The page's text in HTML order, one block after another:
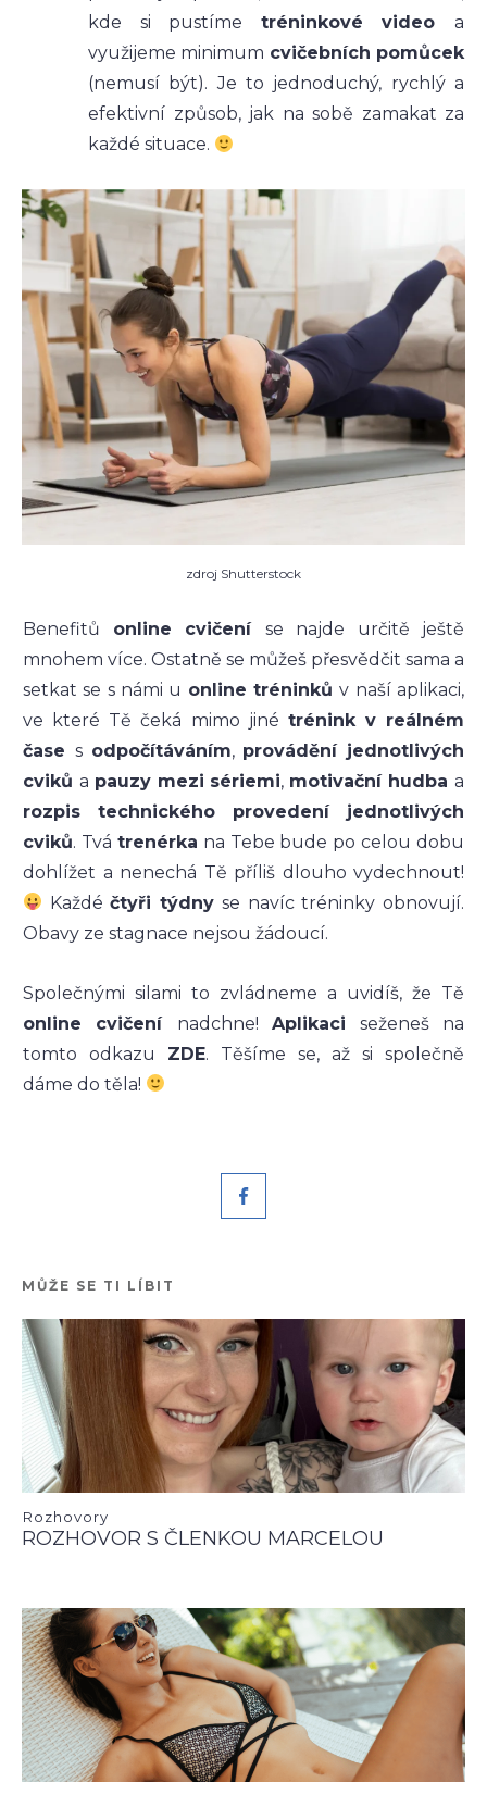
kde si pustíme tréninkové videoa
využijeme minimum cvičebních pomůcek
(nemusí být). Je to jednoduchý, rychlý a
efektivní způsob, jak na sobě zamakat za
každé situace.
zdroj Shutterstock
Benefitů online cvičení se najde určitě ještě
mnohem více. Ostatně se můžeš přesvědčit sama a
setkat se s námi u online tréninkův naší aplikaci,
ve které Tě čeká mimo jiné trénink v reálném
čase s odpočítáváním, provádění jednotlivých
cviků a pauzy mezi sériemi, motivační hudbaa
rozpis technického provedení jednotlivých
cviků. Tvá trenérka na Tebe bude po celou dobu
dohlížet a nenechá Tě příliš dlouho vydechnout!
Každéčtyři týdnyse navíc tréninky obnovují.
Obavy ze stagnace nejsou žádoucí.
Společnými silami to zvládneme a uvidíš, že Tě
online cvičení nadchne!Aplikaci seženeš na
tomto odkazu ZDE. Těšíme se, až si společně
dáme do těla!
MŮŽE SE TI LÍBIT
Rozhovory
ROZHOVOR S ČLENKOU MARCELOU